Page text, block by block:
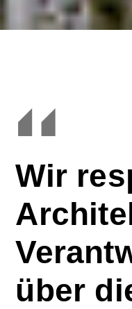
Wir
über